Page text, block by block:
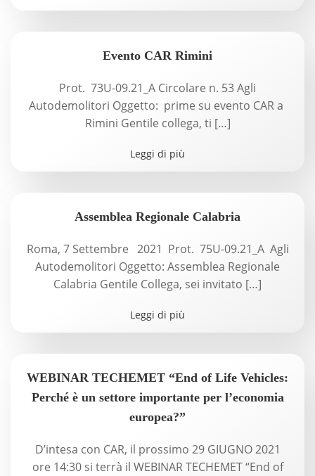
Evento CAR Rimini
Prot. 73U-09.21_A Circolare n. 53 Agli
Autodemolitori Oggetto: prime su evento CAR a
Rimini Gentile collega, ti […]
Leggi di più
Assemblea Regionale Calabria
Roma, 7 Settembre 2021 Prot. 75U-09.21_A Agli
Autodemolitori Oggetto: Assemblea Regionale
Calabria Gentile Collega, sei invitato […]
Leggi di più
WEBINAR TECHEMET “End of Life Vehicles:
Perché è un settore importante per l’economia
europea?”
D’intesa con CAR, il prossimo 29 GIUGNO 2021
ore 14:30 si terrà il WEBINAR TECHEMET “End of